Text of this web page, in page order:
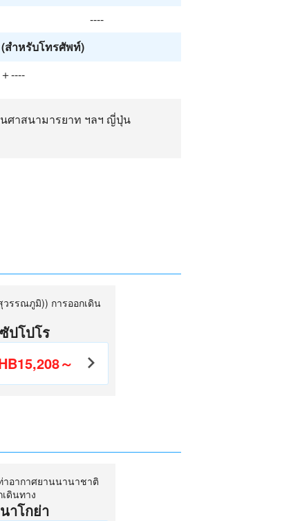
----
สำหรับโทรศัพท์)
＋----
ศาสนามารยาท ฯลฯ ญี่ปุ่น
วรรณภูมิ)) การออกเดิน
ซัปโปโร
～
าอากาศยานนานาชาติ
ดินทาง
นาโกย่า